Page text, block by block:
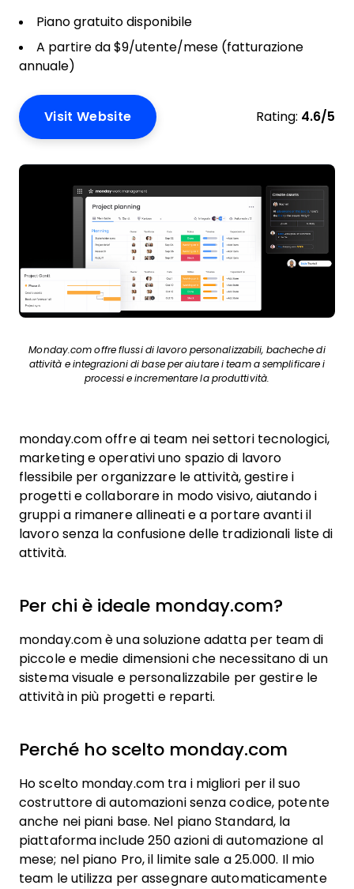
Piano gratuito disponibile
A partire da $9/utente/mese (fatturazione
annuale)
Visit Website Rating: 4.6/5
Monday.com offre flussi di lavoro personalizzabili, bacheche di
attività e integrazioni di base per aiutare i team a semplificare i
processi e incrementare la produttività.
monday.com offre ai team nei settori tecnologici,
marketing e operativi uno spazio di lavoro
flessibile per organizzare le attività, gestire i
progetti e collaborare in modo visivo, aiutando i
gruppi a rimanere allineati e a portare avanti il
lavoro senza la confusione delle tradizionali liste di
attività.
Per chi è ideale monday.com?
monday.com è una soluzione adatta per team di
piccole e medie dimensioni che necessitano di un
sistema visuale e personalizzabile per gestire le
attività in più progetti e reparti.
Perché ho scelto monday.com
Ho scelto monday.com tra i migliori per il suo
costruttore di automazioni senza codice, potente
anche nei piani base. Nel piano Standard, la
piattaforma include 250 azioni di automazione al
mese; nel piano Pro, il limite sale a 25.000. Il mio
team le utilizza per assegnare automaticamente